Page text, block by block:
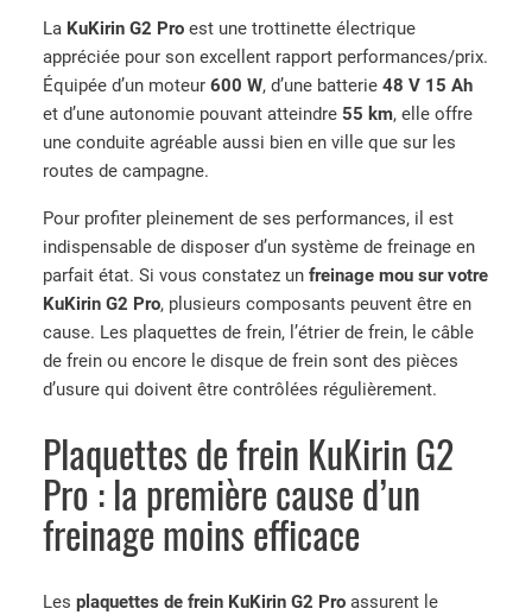
La KuKirin G2 Pro est une trottinette électrique
appréciée pour son excellent rapport performances/prix.
Équipée d’un moteur 600 W, d’une batterie 48 V 15 Ah
et d’une autonomie pouvant atteindre 55 km, elle offre
une conduite agréable aussi bien en ville que sur les
routes de campagne.
Pour profiter pleinement de ses performances, il est
indispensable de disposer d’un système de freinage en
parfait état. Si vous constatez un freinage mou sur votre
KuKirin G2 Pro, plusieurs composants peuvent être en
cause. Les plaquettes de frein, l’étrier de frein, le câble
de frein ou encore le disque de frein sont des pièces
d’usure qui doivent être contrôlées régulièrement.
Plaquettes de frein KuKirin G2
Pro : la première cause d’un
freinage moins efficace
Les plaquettes de frein KuKirin G2 Pro assurent le